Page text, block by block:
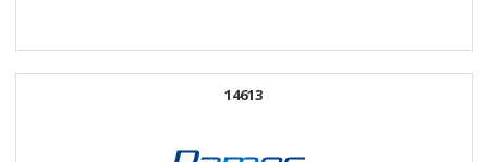
14613